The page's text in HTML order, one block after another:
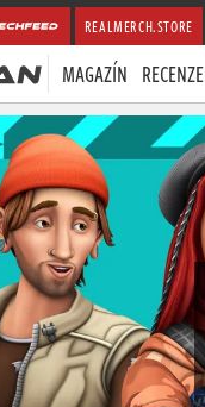
REALMERCH.STORE
MAGAZÍN RECENZE